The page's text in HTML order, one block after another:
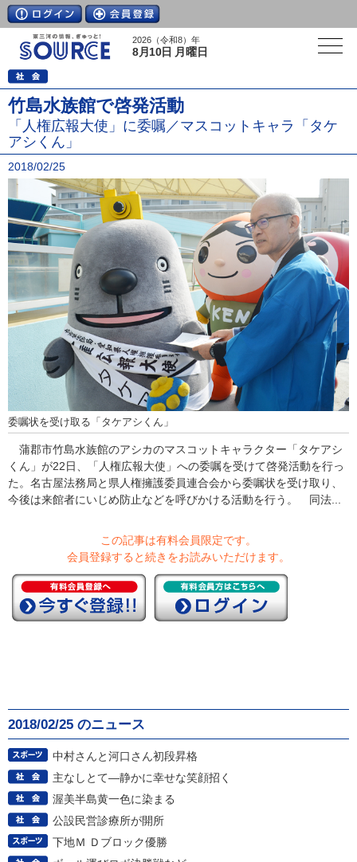
2026（令和8）年
8月10日 月曜日
竹島水族館で啓発活動
「人権広報大使」に委嘱／マスコットキャラ「タケ
アシくん」
2018/02/25
委嘱状を受け取る「タケアシくん」
蒲郡市竹島水族館のアシカのマスコットキャラクター「タケアシ
くん」が22日、「人権広報大使」への委嘱を受けて啓発活動を行っ
た。名古屋法務局と県人権擁護委員連合会から委嘱状を受け取り、
今後は来館者にいじめ防止などを呼びかける活動を行う。 同法...
この記事は有料会員限定です。
会員登録すると続きをお読みいただけます。
2018/02/25 のニュース
中村さんと河口さん初段昇格
主なしとて―静かに幸せな笑顔招く
渥美半島黄一色に染まる
公設民営診療所が開所
下地Ｍ Ｄブロック優勝